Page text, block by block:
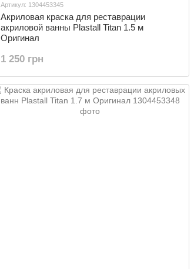
Артикул: 1304453345
Акриловая краска для реставрации
акриловой ванны Plastall Titan 1.5 м
Оригинал
1 250 грн